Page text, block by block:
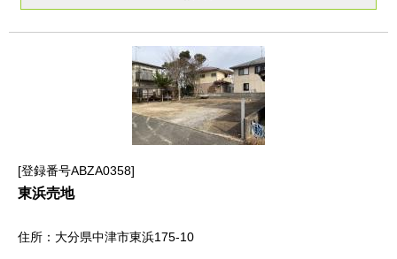
登録番号ABZA0358
東浜売地
大分県中津市東浜175-10